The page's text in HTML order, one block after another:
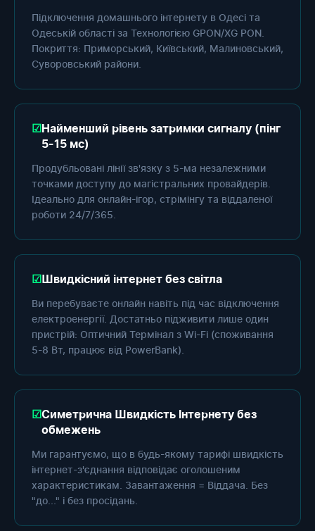
Підключення домашнього інтернету в Одесі та
Одеській області за Технологією GPON/XG PON.
Покриття: Приморський, Київський, Малиновський,
Суворовський райони.
Найменший рівень затримки сигналу (пінг
5-15 мс)
Продубльовані лінії зв'язку з 5-ма незалежними
точками доступу до магістральних провайдерів.
Ідеально для онлайн-ігор, стрімінгу та віддаленої
роботи 24/7/365.
Швидкісний інтернет без світла
Ви перебуваєте онлайн навіть під час відключення
електроенергії. Достатньо підживити лише один
пристрій: Оптичний Термінал з Wi-Fi (споживання
5-8 Вт, працює від PowerBank).
Симетрична Швидкість Інтернету без
обмежень
Ми гарантуємо, що в будь-якому тарифі швидкість
інтернет-з'єднання відповідає оголошеним
характеристикам. Завантаження = Віддача. Без
"до..." і без просідань.